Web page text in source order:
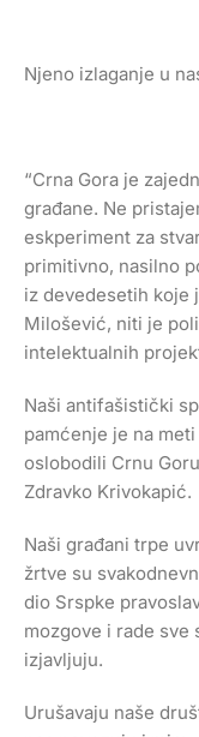
Njeno izlaganje u
“Crna Gora je
građane. Ne
eskperiment za
primitivno, nasilno
iz devedesetih koje
Milošević, niti je
intelektualnih
Naši antifašistički
pamćenje je na
oslobodili Crnu
Zdravko Krivokapić.
Naši građani trpe
žrtve su
dio Srspke
mozgove i rade sve
izjavljuju.
Urušavaju naše